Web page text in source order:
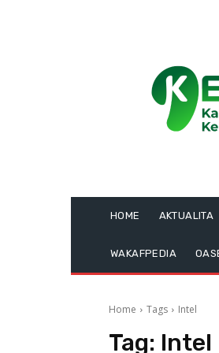
HOME AKTUALITA
WAKAFPEDIA
Home Tags Intel
Tag: Intel